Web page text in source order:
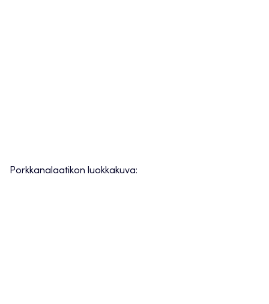
Porkkanalaatikon luokkakuva: